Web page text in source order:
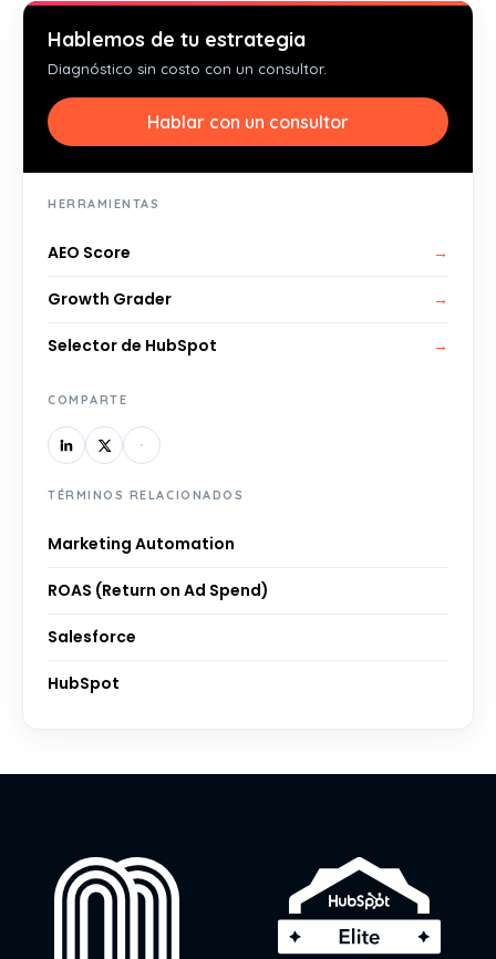
Hablemos de tu estrategia
Diagnóstico sin costo con un consultor.
Hablar con un consultor
HERRAMIENTAS
AEO Score →
Growth Grader →
Selector de HubSpot →
COMPARTE
TÉRMINOS RELACIONADOS
Marketing Automation
ROAS (Return on Ad Spend)
Salesforce
HubSpot